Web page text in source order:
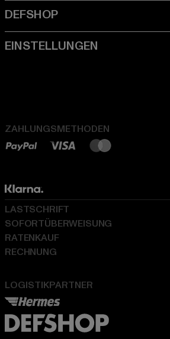
ZAHLUNGSMETHODEN
LOGISTIKPARTNER
LASTSCHRIFT
SOFORTÜBERWEISUNG
RATENKAUF
RECHNUNG